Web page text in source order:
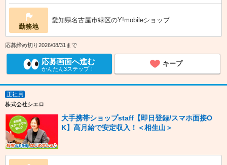
勤務地
愛知県名古屋市緑区のY!mobileショップ
応募締め切り2026/08/31まで
応募画面へ進む
かんたん3ステップ！
キープ
正社員
株式会社シエロ
大手携帯ショップstaff【即日登録/スマホ面接O
K】高月給で安定収入！＜相生山＞